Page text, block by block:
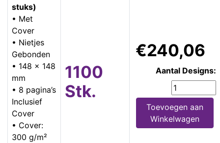
stuks)
• Met
Cover
• Nietjes
Gebonden
• 148 x 148
mm
• 8 pagina’s
Inclusief
Cover
• Cover:
300 g/m²
1100
Stk.
€240,06
Aantal Designs:
Toevoegen aan
Winkelwagen